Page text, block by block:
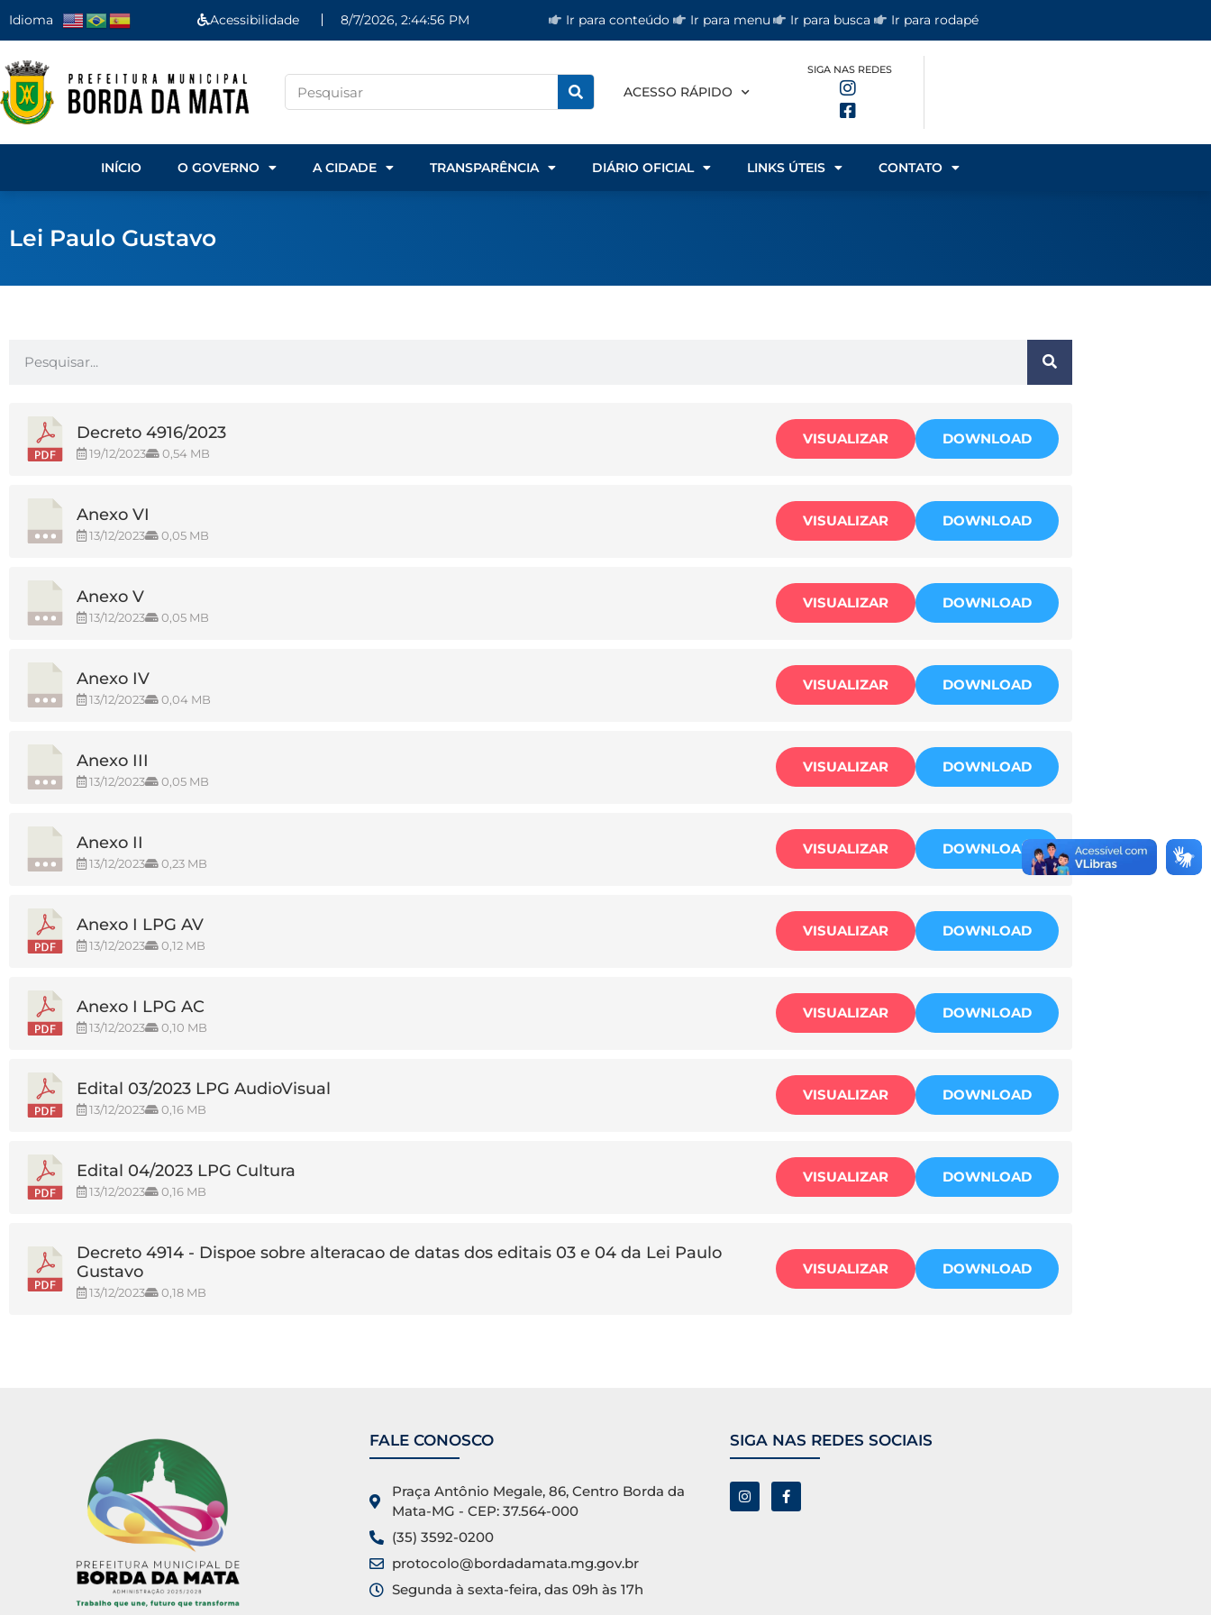
Idioma Acessibilidade 8/7/2026, 2:44:56 PM Ir para conteúdo Ir para menu Ir para busca Ir para rodapé
ACESSO RÁPIDO
SIGA NAS REDES
INÍCIO O GOVERNO A CIDADE TRANSPARÊNCIA DIÁRIO OFICIAL LINKS ÚTEIS CONTATO
Lei Paulo Gustavo
Decreto 4916/2023
19/12/2023 0,54 MB
VISUALIZAR DOWNLOAD
Anexo VI
13/12/2023 0,05 MB
VISUALIZAR DOWNLOAD
Anexo V
13/12/2023 0,05 MB
VISUALIZAR DOWNLOAD
Anexo IV
13/12/2023 0,04 MB
VISUALIZAR DOWNLOAD
Anexo III
13/12/2023 0,05 MB
VISUALIZAR DOWNLOAD
Anexo II
13/12/2023 0,23 MB
VISUALIZAR DOWNLOAD
Anexo I LPG AV
13/12/2023 0,12 MB
VISUALIZAR DOWNLOAD
Anexo I LPG AC
13/12/2023 0,10 MB
VISUALIZAR DOWNLOAD
Edital 03/2023 LPG AudioVisual
13/12/2023 0,16 MB
VISUALIZAR DOWNLOAD
Edital 04/2023 LPG Cultura
13/12/2023 0,16 MB
VISUALIZAR DOWNLOAD
Decreto 4914 - Dispoe sobre alteracao de datas dos editais 03 e 04 da Lei Paulo
Gustavo
13/12/2023 0,18 MB
VISUALIZAR DOWNLOAD
FALE CONOSCO
Praça Antônio Megale, 86, Centro Borda da
Mata-MG - CEP: 37.564-000
(35) 3592-0200
protocolo@bordadamata.mg.gov.br
Segunda à sexta-feira, das 09h às 17h
SIGA NAS REDES SOCIAIS